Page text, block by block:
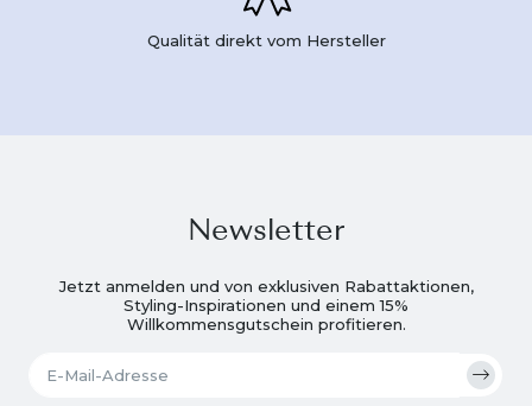
Qualität direkt vom Hersteller
Newsletter
Jetzt anmelden und von exklusiven Rabattaktionen,
Styling-Inspirationen und einem 15%
Willkommensgutschein profitieren.